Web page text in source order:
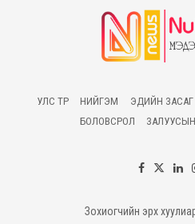
УЛС ТӨР НИЙГЭМ ЭДИЙН ЗАСАГ
БОЛОВСРОЛ
Зохиогчийн эрх